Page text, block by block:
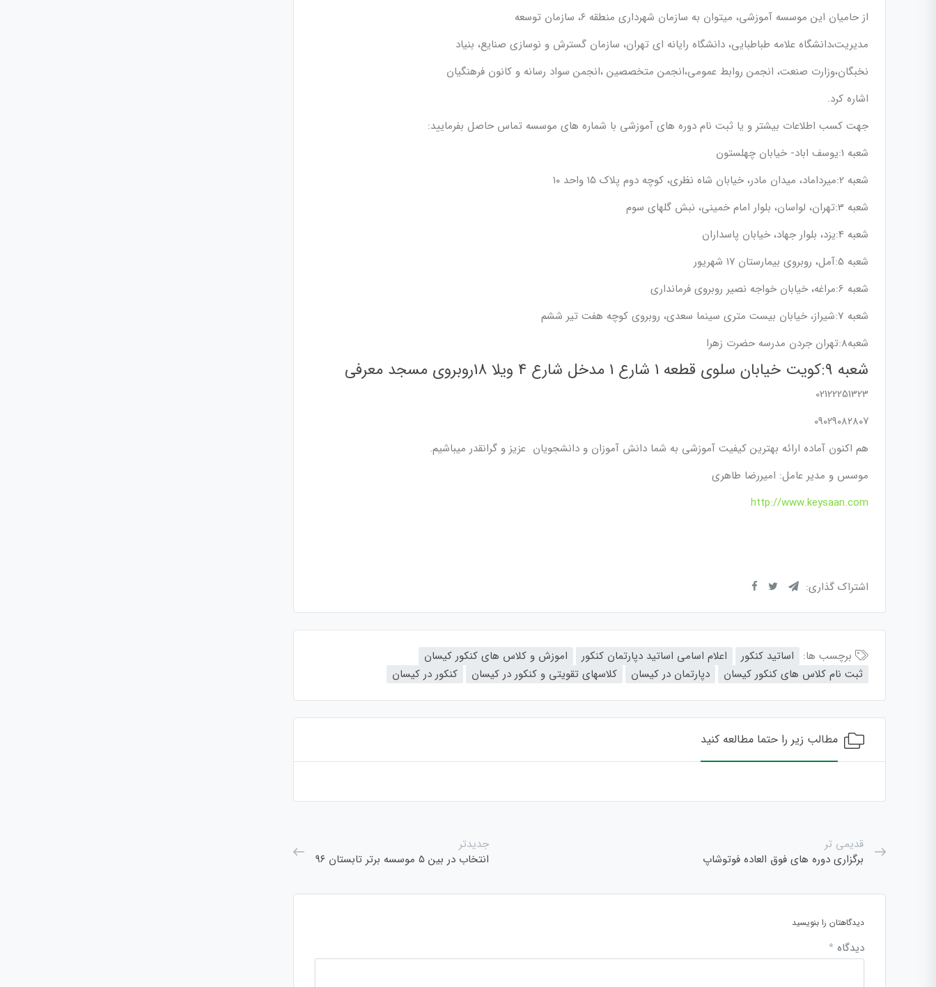
از حامیان این موسسه آموزشی، میتوان به سازمان شهرداری منطقه ۶، سازمان توسعه
مدیریت،دانشگاه علامه طباطبایی، دانشگاه رایانه ای تهران، سازمان گسترش و نوسازی صنایع، بنیاد
نخبگان،وزارت صنعت، انجمن روابط عمومی،انجمن متخصصین ،انجمن سواد رسانه و کانون فرهنگیان
اشاره کرد.
جهت کسب اطلاعات بیشتر و یا ثبت نام دوره های آموزشی با شماره های موسسه تماس حاصل بفرمایید:
شعبه 1:یوسف اباد- خیابان چهلستون
شعبه 2:میرداماد، میدان مادر، خیابان شاه نظری، کوچه دوم پلاک ۱۵ واحد ۱۰
شعبه 3:تهران، لواسان، بلوار امام خمینی، نبش گلهای سوم
شعبه 4:یزد، بلوار جهاد، خیابان پاسداران
شعبه 5:آمل، روبروی بیمارستان ۱۷ شهریور
شعبه 6:مراغه، خیابان خواجه نصیر روبروی فرمانداری
شعبه 7:شیراز، خیابان بیست متری سینما سعدی، روبروی کوچه هفت تیر ششم
شعبه8:تهران جردن مدرسه حضرت زهرا
شعبه 9:کویت خیابان سلوی قطعه 1 شارع 1 مدخل شارع 4 ویلا 18روبروی مسجد معرفی
02122251323
۰۹۰۲۹۰۸۲۸۰۷
هم اکنون آماده ارائه بهترین کیفیت آموزشی به شما دانش آموزان و دانشجویان عزیز و گرانقدر میباشیم.
موسس و مدیر عامل: امیررضا طاهری
http://www.keysaan.com
اشتراک گذاری:
برچسب ها: اساتید کنکور اعلام اسامی اساتید دپارتمان کنکور
اموزش و کلاس های کنکور کیسان
ثبت نام کلاس های کنکور کیسان
دپارتمان در کیسان کلاسهای تقویتی و کنکور در کیسان کنکور در کیسان
مطالب زیر را حتما مطالعه کنید
قدیمی تر
برگزاری دوره های فوق العاده فوتوشاپ
جدیدتر
انتخاب در بین ۵ موسسه برتر تابستان ۹۶
دیدگاهتان را بنویسید
دیدگاه *